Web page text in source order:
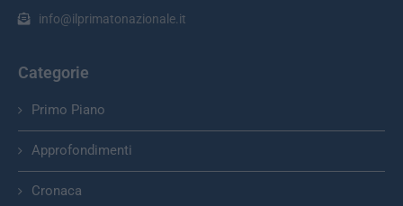
info@ilprimatonazionale.it
Categorie
Primo Piano
Approfondimenti
Cronaca